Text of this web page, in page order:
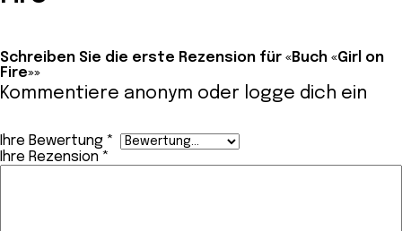
Schreiben Sie die erste Rezension für «Buch «Girl on
Fire»»
Kommentiere anonym oder logge dich ein
Ihre Bewertung *
Ihre Rezension *